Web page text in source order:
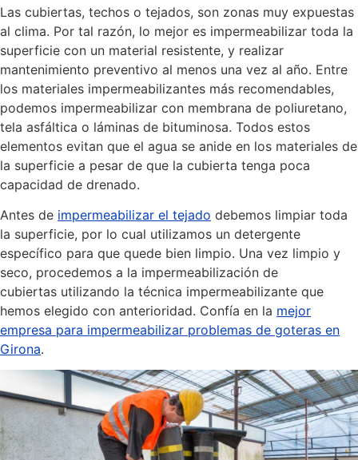
Las cubiertas, techos o tejados, son zonas muy expuestas
al clima. Por tal razón, lo mejor es impermeabilizar toda la
superficie con un material resistente, y realizar
mantenimiento preventivo al menos una vez al año. Entre
los materiales impermeabilizantes más recomendables,
podemos impermeabilizar con membrana de poliuretano,
tela asfáltica o láminas de bituminosa. Todos estos
elementos evitan que el agua se anide en los materiales de
la superficie a pesar de que la cubierta tenga poca
capacidad de drenado.
Antes de impermeabilizar el tejado debemos limpiar toda
la superficie, por lo cual utilizamos un detergente
específico para que quede bien limpio. Una vez limpio y
seco, procedemos a la impermeabilización de
cubiertas utilizando la técnica impermeabilizante que
hemos elegido con anterioridad. Confía en la mejor
empresa para impermeabilizar problemas de goteras en
Girona.